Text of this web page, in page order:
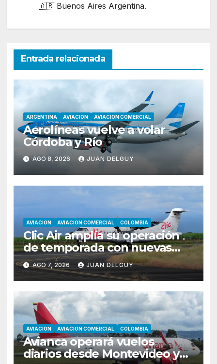
🇦🇷 Buenos Aires Argentina.
Entrada relacionada
ARGENTINA AVIACION AVIACION COMERCIAL
Aerolíneas vuelve a volar
Córdoba y Río
AGO 8, 2026 JUAN DELGUY
AVIACION AVIACION COMERCIAL COLOMBIA
Clic Air amplía su operación
de temporada con nuevas
rutas hacia Cartagena y Tolú
AGO 7, 2026 JUAN DELGUY
AVIACION AVIACION COMERCIAL COLOMBIA
Avianca operará vuelos
diarios desde Montevideo y